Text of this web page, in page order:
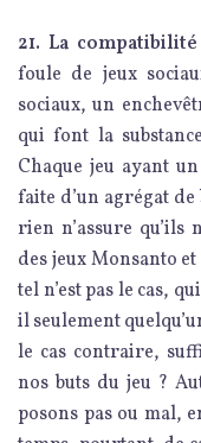
21. La
foule de jeux
sociaux, un
qui font la
Chaque jeu ayant
faite d’un agrégat
rien n’assure qu’ils
des jeux Monsanto
tel n’est pas le cas,
il seulement
le cas contraire,
nos buts du jeu ?
posons pas ou mal,